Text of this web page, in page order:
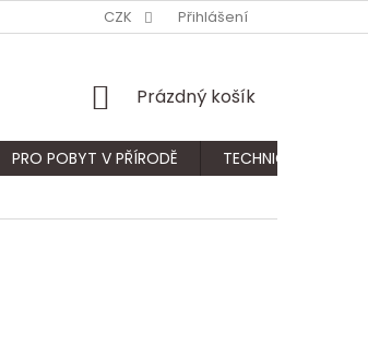
CZK Přihlášení
NÁKUPNÍ
Prázdný košík
PRO POBYT V PŘÍRODĚ
TECHNICKÝ